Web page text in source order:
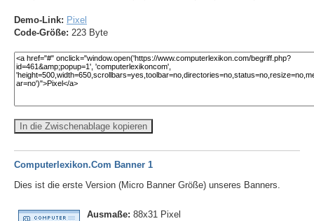
Demo-Link: Pixel
Code-Größe: 223 Byte
In die Zwischenablage kopieren
Computerlexikon.Com Banner 1
Dies ist die erste Version (Micro Banner Größe) unseres Banners.
Ausmaße: 88x31 Pixel